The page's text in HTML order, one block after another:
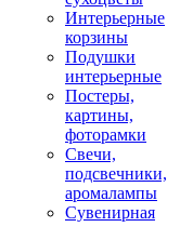
Интерьерные
корзины
Подушки
интерьерные
Постеры,
картины,
фоторамки
Свечи,
подсвечники,
аромалампы
Сувенирная